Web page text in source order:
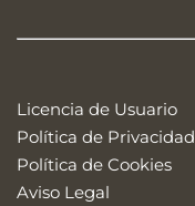
Licencia de Usuario
Política de Privacidad
Política de Cookies
Aviso Legal